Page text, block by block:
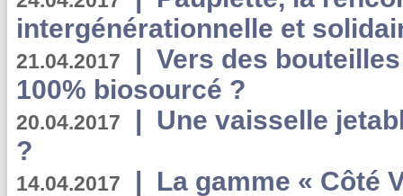
intergénérationnelle et
21.04.2017 | Vers des
100% biosourcé ?
20.04.2017 | Une vaisselle
?
14.04.2017 | La gamme « Côté